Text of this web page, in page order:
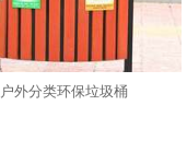
户外分类环保垃圾桶